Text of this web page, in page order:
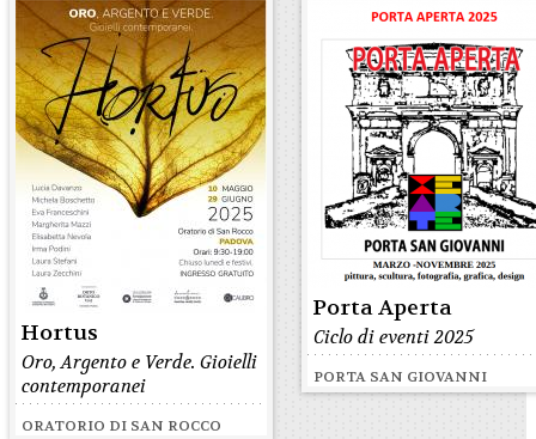
Hortus
Oro, Argento e Verde. Gioielli
contemporanei
ORATORIO DI SAN ROCCO
Porta Aperta
Ciclo di eventi 2025
PORTA SAN GIOVANNI